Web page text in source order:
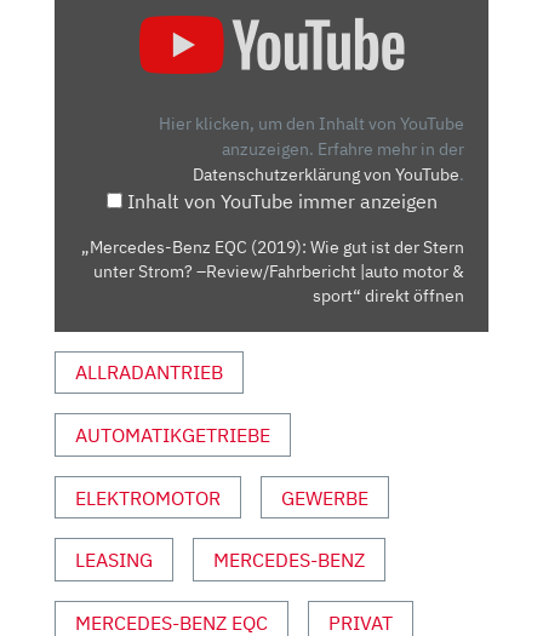
STERN
UNTER
REVIEW/FAHRBERICHT
|AUTO
MOTOR
VON
YOUTUBE
ANZEIGEN
Hier klicken, um den Inhalt von YouTube
anzuzeigen. Erfahre mehr in der
Datenschutzerklärung von YouTube.
Inhalt von YouTube immer anzeigen
„Mercedes-Benz EQC (2019): Wie gut ist der Stern
unter Strom? –Review/Fahrbericht |auto motor &
sport“ direkt öffnen
ALLRADANTRIEB
AUTOMATIKGETRIEBE
ELEKTROMOTOR GEWERBE
LEASING MERCEDES-BENZ
MERCEDES-BENZ EQC PRIVAT